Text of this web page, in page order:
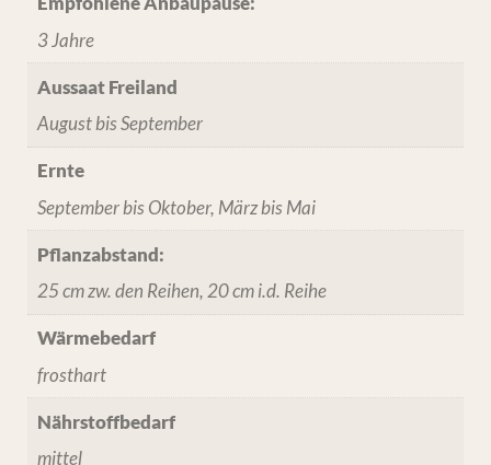
3 Jahre
Aussaat Freiland
August bis September
Ernte
September bis Oktober, März bis Mai
Pflanzabstand:
25 cm zw. den Reihen, 20 cm i.d. Reihe
Wärmebedarf
frosthart
Nährstoffbedarf
mittel